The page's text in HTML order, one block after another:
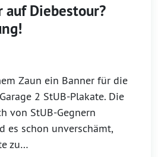
auf Diebestour?
Zaun ein Banner für die
2 StUB-Plakate. Die
von StUB-Gegnern
es schon unverschämt,
zu…